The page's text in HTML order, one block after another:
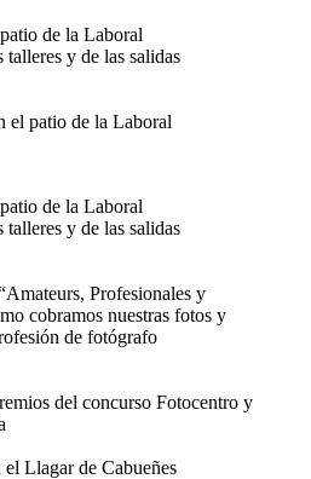
de la Laboral
y de las salidas
el patio de la Laboral
de la Laboral
y de las salidas
Profesionales y
cobramos nuestras fotos y
de fotógrafo
del concurso Fotocentro y
Llagar de Cabueñes